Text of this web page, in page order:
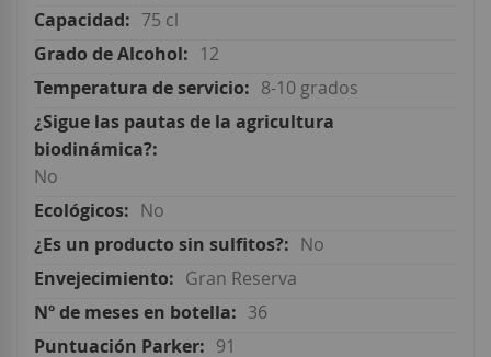
75 cl
12
8-10 grados
No
No
No
Gran Reserva
36
91